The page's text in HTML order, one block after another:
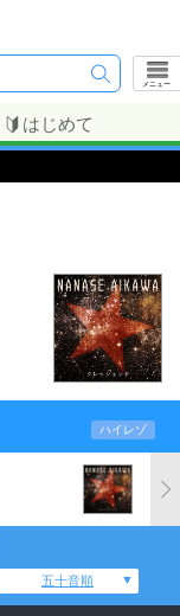
メニュー
はじめて
ハイレゾ
五十音順